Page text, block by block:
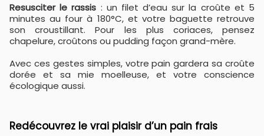
Resusciter le rassis : un filet d’eau sur la croûte et 5
minutes au four à 180°C, et votre baguette retrouve
son croustillant. Pour les plus coriaces, pensez
chapelure, croûtons ou pudding façon grand-mère.
Avec ces gestes simples, votre pain gardera sa croûte
dorée et sa mie moelleuse, et votre conscience
écologique aussi.
Redécouvrez le vrai plaisir d’un pain frais